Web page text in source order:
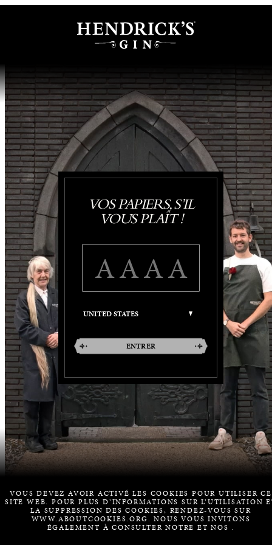
VOS PAPIERS, S’IL
VOUS PLAÎT !
ENTRER
VOUS DEVEZ AVOIR ACTIVÉ LES COOKIES POUR UTILISER CE
SITE WEB. POUR PLUS D’INFORMATIONS SUR L’UTILISATION
LA SUPPRESSION DES COOKIES, RENDEZ-VOUS SUR
WWW.ABOUTCOOKIES.ORG. NOUS VOUS INVITONS
ÉGALEMENT À CONSULTER NOTRE ET NOS .